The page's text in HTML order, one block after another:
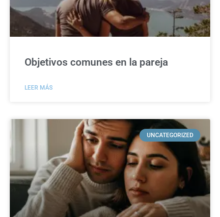
Objetivos comunes en la pareja
LEER MÁS
UNCATEGORIZED